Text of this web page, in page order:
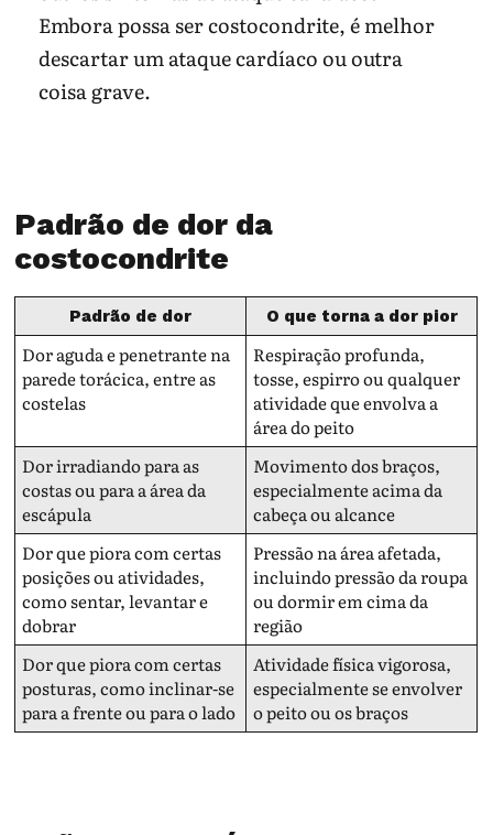
Embora possa ser costocondrite, é melhor
descartar um ataque cardíaco ou outra
coisa grave.
Padrão de dor da
costocondrite
Padrão de dor O que torna a dor pior
Dor aguda e penetrante na
parede torácica, entre as
costelas
Respiração profunda,
tosse, espirro ou qualquer
atividade que envolva a
área do peito
Dor irradiando para as
costas ou para a área da
escápula
Movimento dos braços,
especialmente acima da
cabeça ou alcance
Dor que piora com certas
posições ou atividades,
como sentar, levantar e
dobrar
Pressão na área afetada,
incluindo pressão da roupa
ou dormir em cima da
região
Dor que piora com certas
posturas, como inclinar-se
para a frente ou para o lado
Atividade física vigorosa,
especialmente se envolver
o peito ou os braços